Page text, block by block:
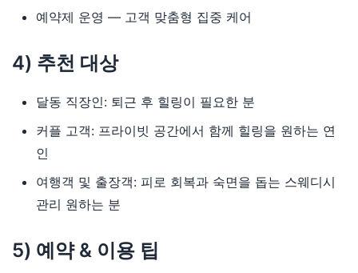
예약제 운영 — 고객 맞춤형 집중 케어
4) 추천 대상
달동 직장인: 퇴근 후 힐링이 필요한 분
커플 고객: 프라이빗 공간에서 함께 힐링을 원하는 연
인
여행객 및 출장객: 피로 회복과 숙면을 돕는 스웨디시
관리 원하는 분
5) 예약 & 이용 팁